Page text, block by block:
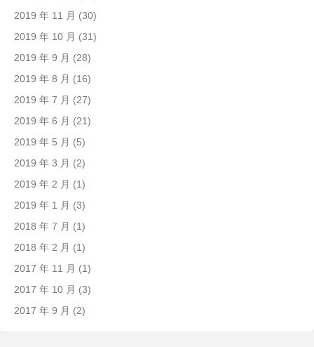
2019 年 11 月 (30)
2019 年 10 月 (31)
2019 年 9 月 (28)
2019 年 8 月 (16)
2019 年 7 月 (27)
2019 年 6 月 (21)
2019 年 5 月 (5)
2019 年 3 月 (2)
2019 年 2 月 (1)
2019 年 1 月 (3)
2018 年 7 月 (1)
2018 年 2 月 (1)
2017 年 11 月 (1)
2017 年 10 月 (3)
2017 年 9 月 (2)